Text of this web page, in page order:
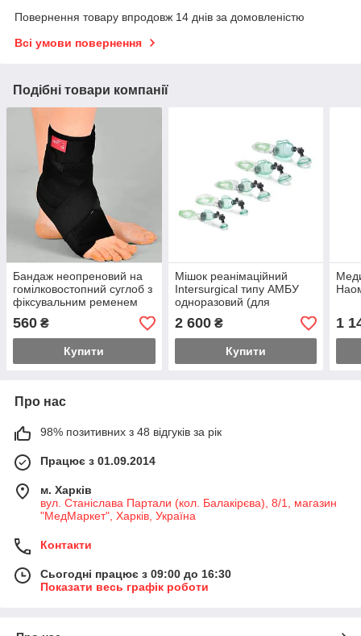
Повернення товару впродовж 14 днів за домовленістю
Всі умови повернення
Подібні товари компанії
Бандаж неопреновий на
гомілковостопний суглоб з
фіксувальним ременем
Ersamed ERSA-212
560 ₴
Купити
Мішок реанімаційний
Intersurgical типу АМБУ
одноразовий (для
немовлят/дітей/дорослих)
2 600₴
Купити
1
Про нас
98% позитивних з 48 відгуків за рік
Працює з 01.09.2014
м. Харків
вул. Станіслава Партали (кол. Балакірєва), 8/1, магазин
"МедМаркет", Харків, Україна
Контакти
Сьогодні працює з 09:00 до 16:30
Показати весь графік роботи